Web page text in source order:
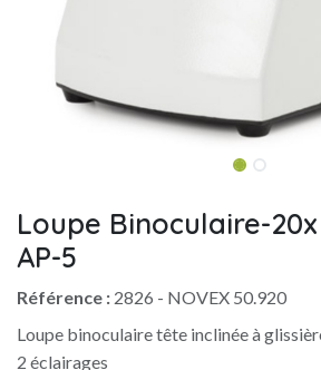
Loupe Binoculaire-20x
AP-5
Référence : 2826 - NOVEX 50.920
Loupe binoculaire tête inclinée à
2 éclairages